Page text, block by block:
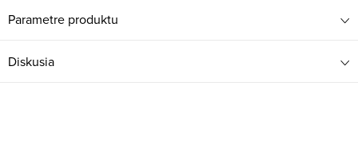
Parametre produktu
Diskusia